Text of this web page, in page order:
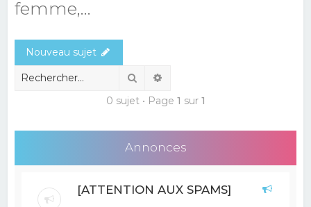
femme,...
Nouveau sujet
Rechercher
0 sujet • Page 1 sur 1
Annonces
[ATTENTION AUX SPAMS]